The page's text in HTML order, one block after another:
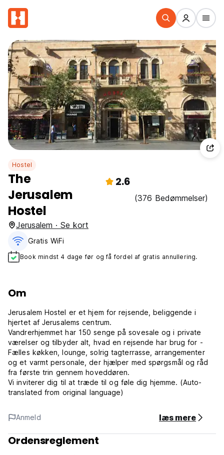
Hostel
The
Jerusalem
Hostel
2.6
(376 Bedømmelser)
Jerusalem · Se kort
Gratis WiFi
Book mindst 4 dage før og få fordel af gratis annullering.
Om
Jerusalem Hostel er et hjem for rejsende, beliggende i
hjertet af Jerusalems centrum.
Vandrerhjemmet har 150 senge på sovesale og i private
værelser og tilbyder alt, hvad en rejsende har brug for -
Fælles køkken, lounge, solrig tagterrasse, arrangementer
og et varmt personale, der hjælper med spørgsmål og råd
fra første trin gennem hoveddøren.
Vi inviterer dig til at træde til og føle dig hjemme. (Auto-
translated from original language)
Anmeld læs mere
Ordensreglement